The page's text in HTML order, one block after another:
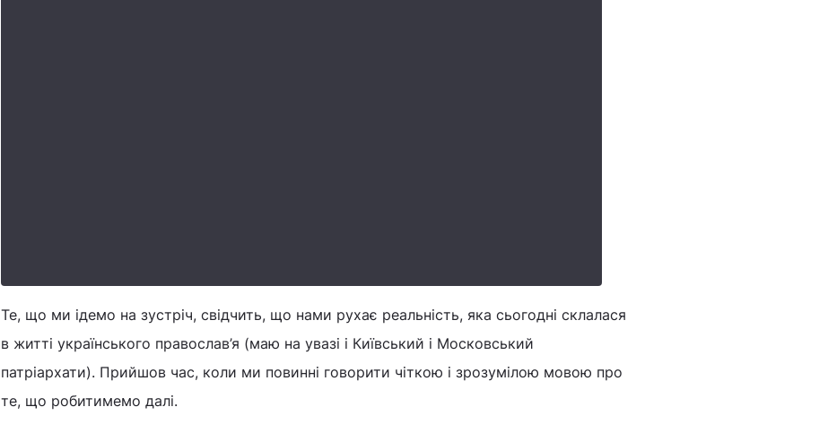
Те, що ми ідемо на зустріч, свідчить, що нами рухає реальність, яка сьогодні склалася
в житті українського православ’я (маю на увазі і Київський і Московський
патріархати). Прийшов час, коли ми повинні говорити чіткою і зрозумілою мовою про
те, що робитимемо далі.